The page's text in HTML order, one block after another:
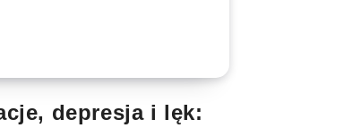
depresja i lęk: